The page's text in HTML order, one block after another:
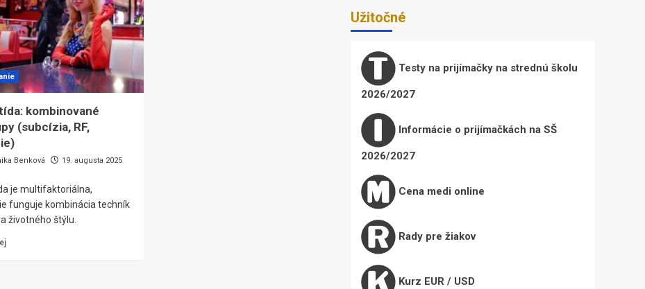
kombinované
(subcízia, RF,
Benková
19. augusta 2025
je multifaktoriálna,
funguje kombinácia techník
životného štýlu.
Užitočné
Testy na prijímačky na strednú školu
2026/2027
Informácie o prijímačkách na SŠ
2026/2027
Cena medi online
Rady pre žiakov
Kurz EUR / USD